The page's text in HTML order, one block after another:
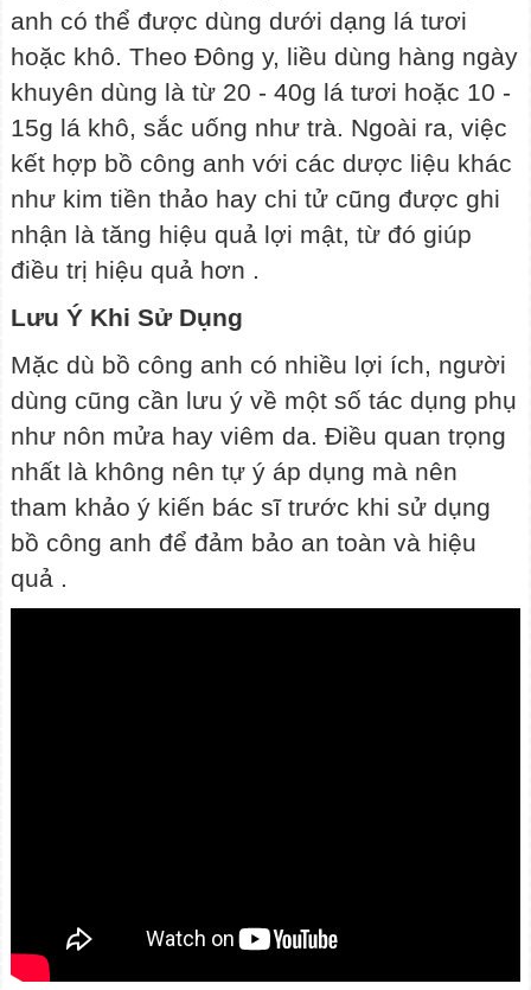
anh có thể được dùng dưới dạng lá tươi
hoặc khô. Theo Đông y, liều dùng hàng ngày
khuyên dùng là từ 20 - 40g lá tươi hoặc 10 -
15g lá khô, sắc uống như trà. Ngoài ra, việc
kết hợp bồ công anh với các dược liệu khác
như kim tiền thảo hay chi tử cũng được ghi
nhận là tăng hiệu quả lợi mật, từ đó giúp
điều trị hiệu quả hơn .
Lưu Ý Khi Sử Dụng
Mặc dù bồ công anh có nhiều lợi ích, người
dùng cũng cần lưu ý về một số tác dụng phụ
như nôn mửa hay viêm da. Điều quan trọng
nhất là không nên tự ý áp dụng mà nên
tham khảo ý kiến bác sĩ trước khi sử dụng
bồ công anh để đảm bảo an toàn và hiệu
quả .